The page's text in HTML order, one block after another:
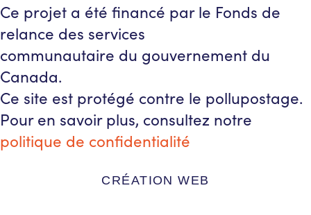
Ce projet a été financé par le Fonds de
relance des services
communautaire du gouvernement du
Canada.
Ce site est protégé contre le pollupostage.
Pour en savoir plus, consultez notre
politique de confidentialité
CRÉATION WEB